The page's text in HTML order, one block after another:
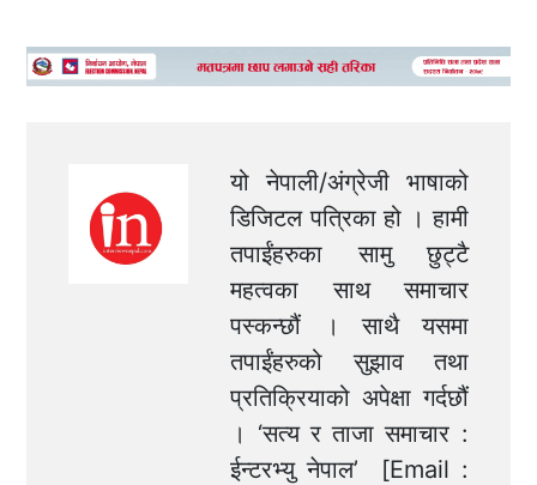
यो नेपाली/अंग्रेजी भाषाको
डिजिटल पत्रिका हो । हामी
तपाईंहरुका सामु छुट्टै
महत्वका साथ समाचार
पस्कन्छौं । साथै यसमा
तपाईंहरुको सुझाव तथा
प्रतिक्रियाको अपेक्षा गर्दछौं
। ‘सत्य र ताजा समाचार :
ईन्टरभ्यु नेपाल’ [Email :